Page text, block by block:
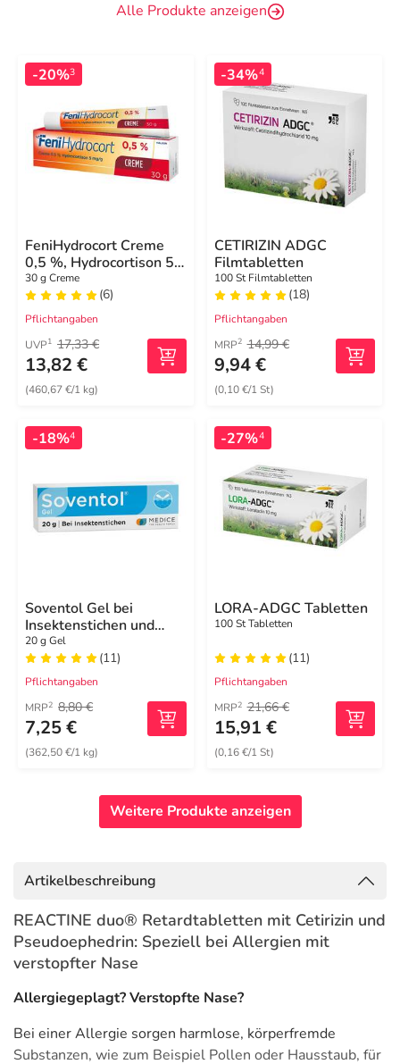
Alle Produkte anzeigen
-20%3
FeniHydrocort Creme
0,5 %, Hydrocortison 5
mg/g, wirksam bei
Hautentzündungen
30 g Creme
(6)
Pflichtangaben
UVP1 17,33 €
13,82 €
(460,67 €/1 kg)
-34%4
CETIRIZIN ADGC
Filmtabletten
100 St Filmtabletten
(18)
Pflichtangaben
MRP2 14,99 €
9,94 €
(0,10 €/1 St)
-18%4
Soventol Gel bei
Insektenstichen und
Juckreiz auf der Haut
20 g Gel
(11)
Pflichtangaben
MRP2 8,80 €
7,25 €
(362,50 €/1 kg)
-27%4
LORA-ADGC Tabletten
100 St Tabletten
(11)
Pflichtangaben
MRP2 21,66 €
15,91 €
(0,16 €/1 St)
Weitere Produkte anzeigen
Artikelbeschreibung
REACTINE duo® Retardtabletten mit Cetirizin und
Pseudoephedrin: Speziell bei Allergien mit
verstopfter Nase
Allergiegeplagt? Verstopfte Nase?
Bei einer Allergie sorgen harmlose, körperfremde
Substanzen, wie zum Beispiel Pollen oder Hausstaub, für